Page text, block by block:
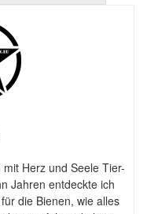
Herz und Seele Tier-
Jahren entdeckte ich
die Bienen, wie alles